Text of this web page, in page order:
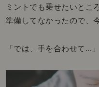
ミントでも乗せたいとこ
準備してなかったので、
「では、手を合わせて...」